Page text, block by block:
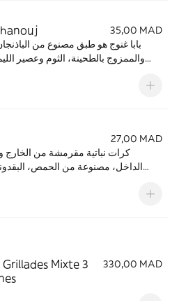
35,00 MAD
بابا غنوج هو طبق مصنوع من
والممزوج بالطحينة، الثوم وعصير
أساسيًا من المقبلات الشرقية. يقدم مع
27,00 MAD
كرات نباتية مقرمشة من
الداخل، مصنوعة من الحمص،
Mixte 3
330,00 MAD